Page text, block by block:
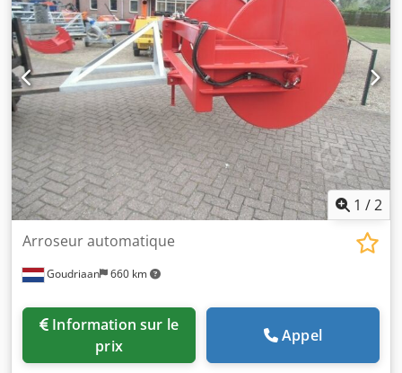
1 /2
Goudriaan 660 km
Arroseur automatique
prix
Appel